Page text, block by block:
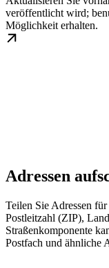
veröffentlicht wird;
Möglichkeit erhalten.
Adressen
Teilen Sie Adressen
Postleitzahl (ZIP),
Straßenkomponente
Postfach und ähnliche